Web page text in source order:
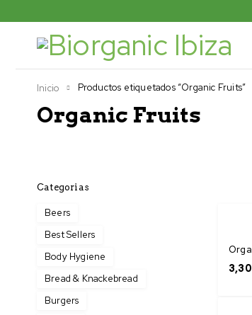
Organic Fruits
Inicio Productos etiquetados “Organic Fruits”
Categorias
Beers
Best Sellers
Body Hygiene
Bread & Knackebread
Burgers
3,30